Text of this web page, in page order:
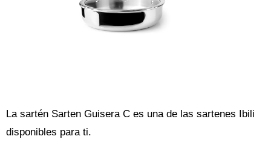
La sartén Sarten Guisera C es una de las sartenes Ibili
disponibles para ti.